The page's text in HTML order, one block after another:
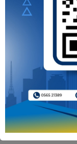
Melalui acara
yang baru
melanjutkan
sementara bagi
diharapkan
profesionalisme
Acara ditutup
sesi foto
kenang-
terjalin.